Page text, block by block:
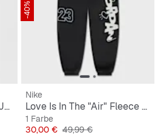
Sportswear Tech Fleece Jogger
-40%
Nike
Love Is In The "Air" Fleece Pant
1 Farbe
Preis
30,00 € Originalpreis
49,99 €